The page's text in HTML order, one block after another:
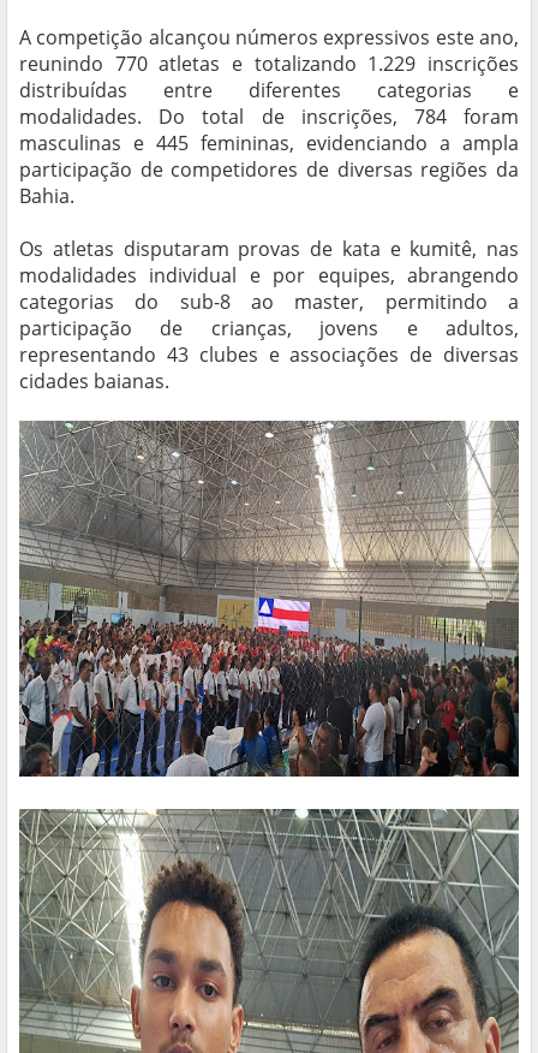
A competição alcançou números expressivos este ano,
reunindo 770 atletas e totalizando 1.229 inscrições
distribuídas entre diferentes categorias e
modalidades. Do total de inscrições, 784 foram
masculinas e 445 femininas, evidenciando a ampla
participação de competidores de diversas regiões da
Bahia.
Os atletas disputaram provas de kata e kumitê, nas
modalidades individual e por equipes, abrangendo
categorias do sub-8 ao master, permitindo a
participação de crianças, jovens e adultos,
representando 43 clubes e associações de diversas
cidades baianas.